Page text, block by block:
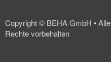
Copyright © BEHA GmbH • Alle
Rechte vorbehalten